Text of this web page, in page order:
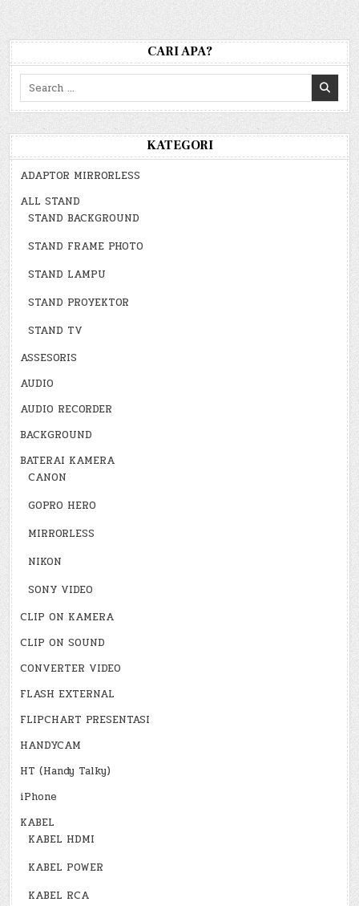
CARI APA?
Search
for:
KATEGORI
ADAPTOR MIRRORLESS
ALL STAND
STAND BACKGROUND
STAND FRAME PHOTO
STAND LAMPU
STAND PROYEKTOR
STAND TV
ASSESORIS
AUDIO
AUDIO RECORDER
BACKGROUND
BATERAI KAMERA
CANON
GOPRO HERO
MIRRORLESS
NIKON
SONY VIDEO
CLIP ON KAMERA
CLIP ON SOUND
CONVERTER VIDEO
FLASH EXTERNAL
FLIPCHART PRESENTASI
HANDYCAM
HT (Handy Talky)
iPhone
KABEL
KABEL HDMI
KABEL POWER
KABEL RCA